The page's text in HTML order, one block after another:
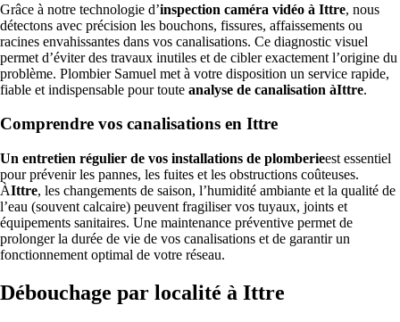
Grâce à notre technologie d’inspection caméra vidéo à Ittre, nous
détectons avec précision les bouchons, fissures, affaissements ou
racines envahissantes dans vos canalisations. Ce diagnostic visuel
permet d’éviter des travaux inutiles et de cibler exactement l’origine du
problème. Plombier Samuel met à votre disposition un service rapide,
fiable et indispensable pour toute analyse de canalisation àIttre.
Comprendre vos canalisations en Ittre
Un entretien régulier de vos installations de plomberieest essentiel
pour prévenir les pannes, les fuites et les obstructions coûteuses.
ÀIttre, les changements de saison, l’humidité ambiante et la qualité de
l’eau (souvent calcaire) peuvent fragiliser vos tuyaux, joints et
équipements sanitaires. Une maintenance préventive permet de
prolonger la durée de vie de vos canalisations et de garantir un
fonctionnement optimal de votre réseau.
Débouchage par localité à Ittre